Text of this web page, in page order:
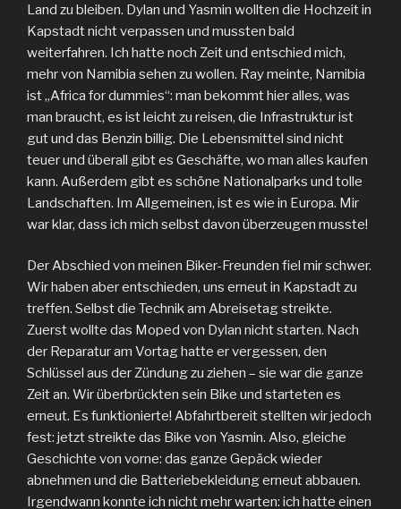
Land zu bleiben. Dylan und Yasmin wollten die Hochzeit in
Kapstadt nicht verpassen und mussten bald
weiterfahren. Ich hatte noch Zeit und entschied mich,
mehr von Namibia sehen zu wollen. Ray meinte, Namibia
ist „Africa for dummies“: man bekommt hier alles, was
man braucht, es ist leicht zu reisen, die Infrastruktur ist
gut und das Benzin billig. Die Lebensmittel sind nicht
teuer und überall gibt es Geschäfte, wo man alles kaufen
kann. Außerdem gibt es schöne Nationalparks und tolle
Landschaften. Im Allgemeinen, ist es wie in Europa. Mir
war klar, dass ich mich selbst davon überzeugen musste!
Der Abschied von meinen Biker-Freunden fiel mir schwer.
Wir haben aber entschieden, uns erneut in Kapstadt zu
treffen. Selbst die Technik am Abreisetag streikte.
Zuerst wollte das Moped von Dylan nicht starten. Nach
der Reparatur am Vortag hatte er vergessen, den
Schlüssel aus der Zündung zu ziehen – sie war die ganze
Zeit an. Wir überbrückten sein Bike und starteten es
erneut. Es funktionierte! Abfahrtbereit stellten wir jedoch
fest: jetzt streikte das Bike von Yasmin. Also, gleiche
Geschichte von vorne: das ganze Gepäck wieder
abnehmen und die Batteriebekleidung erneut abbauen.
Irgendwann konnte ich nicht mehr warten: ich hatte einen